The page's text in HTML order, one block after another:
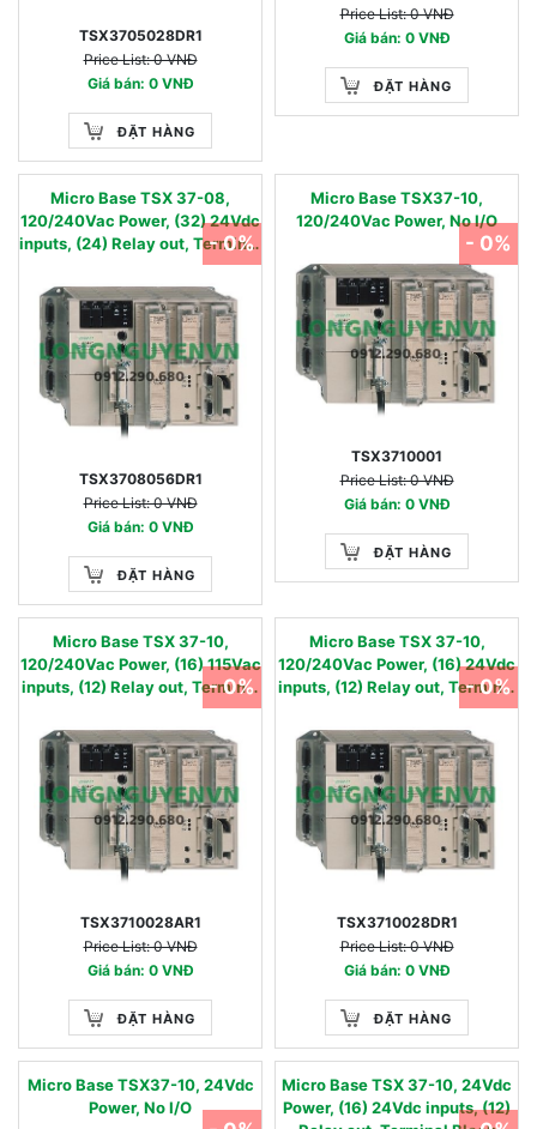
TSX3705028DR1
Price List: 0 VNĐ
Giá bán: 0 VNĐ
ĐẶT HÀNG
Price List: 0 VNĐ
Giá bán: 0 VNĐ
ĐẶT HÀNG
Micro Base TSX 37-08,
120/240Vac Power, (32) 24Vdc
inputs, (24) Relay out, Terminal
TSX3708056DR1
Price List: 0 VNĐ
Giá bán: 0 VNĐ
ĐẶT HÀNG
- 0%
Micro Base TSX37-10,
120/240Vac Power, No I/O
TSX3710001
Price List: 0 VNĐ
Giá bán: 0 VNĐ
ĐẶT HÀNG
- 0%
Micro Base TSX 37-10,
120/240Vac Power, (16) 115Vac
inputs, (12) Relay out, Terminal
TSX3710028AR1
Price List: 0 VNĐ
Giá bán: 0 VNĐ
ĐẶT HÀNG
- 0%
Micro Base TSX 37-10,
120/240Vac Power, (16) 24Vdc
inputs, (12) Relay out, Terminal
TSX3710028DR1
Price List: 0 VNĐ
Giá bán: 0 VNĐ
ĐẶT HÀNG
- 0%
Micro Base TSX37-10, 24Vdc
Power, No I/O
Micro Base TSX 37-10, 24Vdc
Power, (16) 24Vdc inputs, (12)